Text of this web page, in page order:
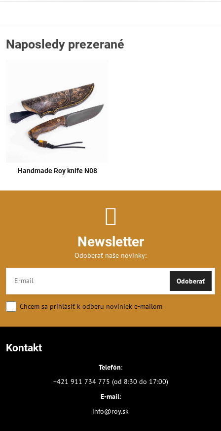
Naposledy prezerané
Handmade Roy knife N08
Newsletter
Odoberať naše novinky:
Odoberať
Chcem sa prihlásiť k odberu noviniek e-mailom
Kontakt
Telefón:
+421 911 734 775 (od 8:30 do 17:00)
E-mail:
info@roy.sk